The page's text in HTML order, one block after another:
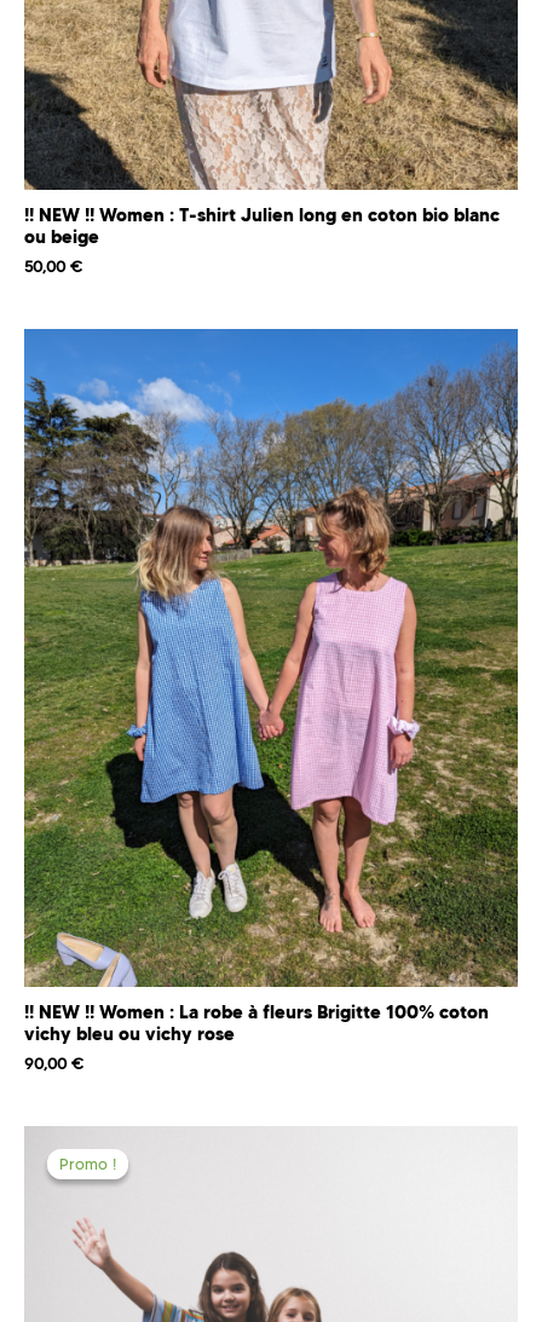
!! NEW !! Women : T-shirt Julien long en coton bio blanc
ou beige
50,00€
!! NEW !! Women : La robe à fleurs Brigitte 100% coton
vichy bleu ou vichy rose
90,00€
Promo !
Promo !